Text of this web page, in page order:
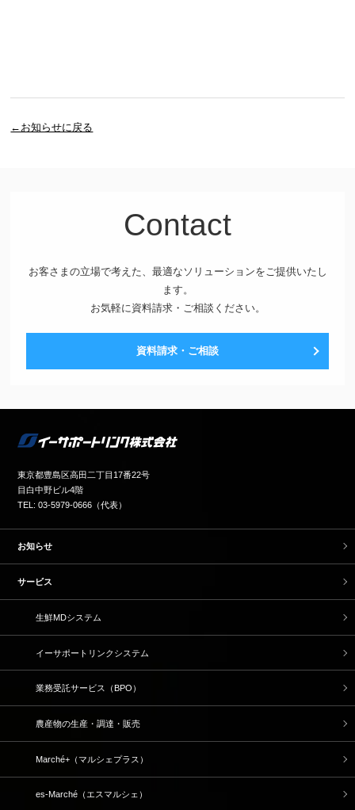
←お知らせに戻る
Contact
お客さまの立場で考えた、最適なソリューションをご提供いたし
ます。
お気軽に資料請求・ご相談ください。
資料請求・ご相談
東京都豊島区高田二丁目17番22号
目白中野ビル4階
TEL: 03-5979-0666（代表）
お知らせ
サービス
生鮮MDシステム
イーサポートリンクシステム
業務受託サービス（BPO）
農産物の生産・調達・販売
Marché+（マルシェプラス）
es-Marché（エスマルシェ）